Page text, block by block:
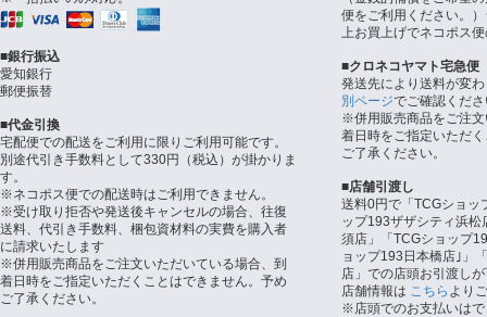
■銀行振込
愛知銀行
郵便振替
■代金引換
宅配便での配送をご利用に限りご利用可能です。
別途代引き手数料として330円（税込）が掛かりま
す。
※ネコポス便での配送時はご利用できません。
※受け取り拒否や発送後キャンセルの場合、往復
送料、代引き手数料、梱包資材料の実費を購入者
に請求いたします
※併用販売商品をご注文いただいている場合、到
着日時をご指定いただくことはできません。予め
ご了承ください。
便をご利用ください。
上お買上げでネコポス
■クロネコヤマト宅急便
発送先により送料が変
別ページでご確認くだ
※併用販売商品をご注
着日時をご指定いただ
ご了承ください。
■店舗引渡し
送料0円で「TCGショッ
ップ193ザザシティ浜
須店」「TCGショップ
ョップ193日本橋店｣」
店」での店頭お引渡し
店舗情報は こちら より
※店頭でのお支払いは